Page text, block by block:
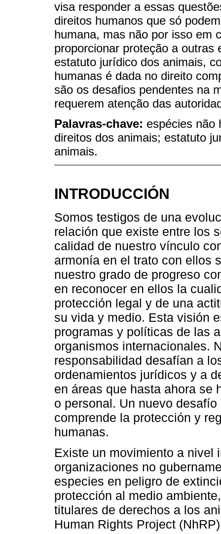
visa responder a essas
direitos humanos que só
humana, mas não por isso em
proporcionar proteção a
estatuto jurídico dos animais,
humanas é dada no direito
são os desafios pendentes na
requerem atenção das
Palavras-chave: espécies não
direitos dos animais; estatuto
animais.
INTRODUCCIÓN
Somos testigos de una
relación que existe entre los
calidad de nuestro vínculo
armonía en el trato con ellos
nuestro grado de progreso
en reconocer en ellos la
protección legal y de una
su vida y medio. Esta visión
programas y políticas de las
organismos internacionales.
responsabilidad desafían a
ordenamientos jurídicos y a
en áreas que hasta ahora se
o personal. Un nuevo
comprende la protección y
humanas.
Existe un movimiento a nivel
organizaciones no
especies en peligro de
protección al medio
titulares de derechos a los
Human Rights Project